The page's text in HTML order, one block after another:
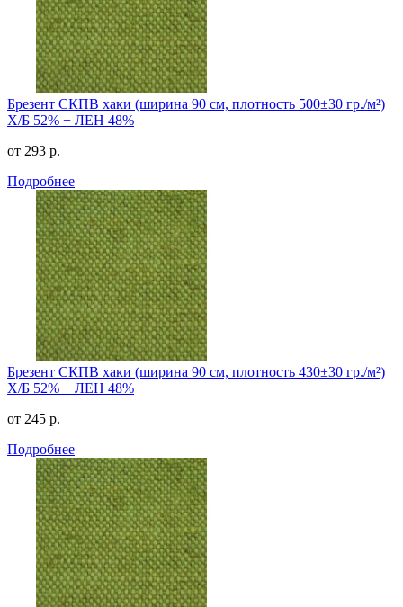
Брезент СКПВ хаки (ширина 90 см, плотность 500±30 гр./м²)
Х/Б 52% + ЛЕН 48%
от 293 р.
Подробнее
Брезент СКПВ хаки (ширина 90 см, плотность 430±30 гр./м²)
Х/Б 52% + ЛЕН 48%
от 245 р.
Подробнее